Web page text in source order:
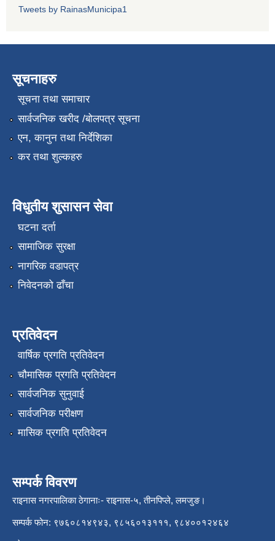
Tweets by RainasMunicipa1
सूचनाहरु
सूचना तथा समाचार
सार्वजनिक खरीद /बोलपत्र सूचना
एन, कानुन तथा निर्देशिका
कर तथा शुल्कहरु
विधुतीय शुसासन सेवा
घटना दर्ता
सामाजिक सुरक्षा
नागरिक वडापत्र
निवेदनको ढाँचा
प्रतिवेदन
वार्षिक प्रगति प्रतिवेदन
चौमासिक प्रगति प्रतिवेदन
सार्वजनिक सुनुवाई
सार्वजनिक परीक्षण
मासिक प्रगति प्रतिवेदन
सम्पर्क विवरण
राइनास नगरपालिका ठेगानाः- राइनास-५, तीनपिप्ले, लमजुङ।
सम्पर्क फोन: ९७६०८१४९४३, ९८५६०१३१११, ९८४००१२४६४